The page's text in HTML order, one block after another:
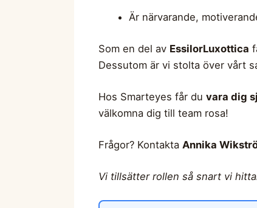
Är närvarande,
Som en del av EssilorLuxottica
Dessutom är vi stolta över vårt
Hos Smarteyes får du vara dig
välkomna dig till team rosa!
Frågor? Kontakta Annika
Vi tillsätter rollen så snart vi